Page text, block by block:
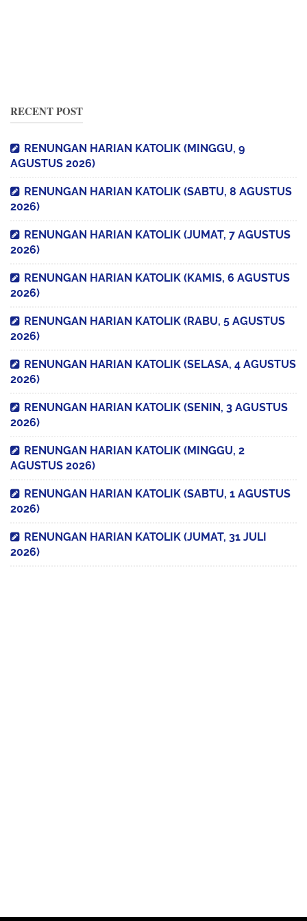
RECENT POST
RENUNGAN HARIAN KATOLIK (MINGGU, 9
AGUSTUS 2026)
RENUNGAN HARIAN KATOLIK (SABTU, 8 AGUSTUS
2026)
RENUNGAN HARIAN KATOLIK (JUMAT, 7 AGUSTUS
2026)
RENUNGAN HARIAN KATOLIK (KAMIS, 6 AGUSTUS
2026)
RENUNGAN HARIAN KATOLIK (RABU, 5 AGUSTUS
2026)
RENUNGAN HARIAN KATOLIK (SELASA, 4 AGUSTUS
2026)
RENUNGAN HARIAN KATOLIK (SENIN, 3 AGUSTUS
2026)
RENUNGAN HARIAN KATOLIK (MINGGU, 2
AGUSTUS 2026)
RENUNGAN HARIAN KATOLIK (SABTU, 1 AGUSTUS
2026)
RENUNGAN HARIAN KATOLIK (JUMAT, 31 JULI
2026)